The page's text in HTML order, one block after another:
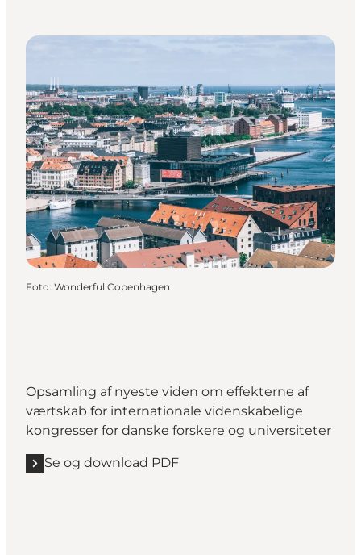
Foto: Wonderful Copenhagen
Opsamling af nyeste viden om effekterne af
værtskab for internationale videnskabelige
kongresser for danske forskere og universiteter
Se og download PDF